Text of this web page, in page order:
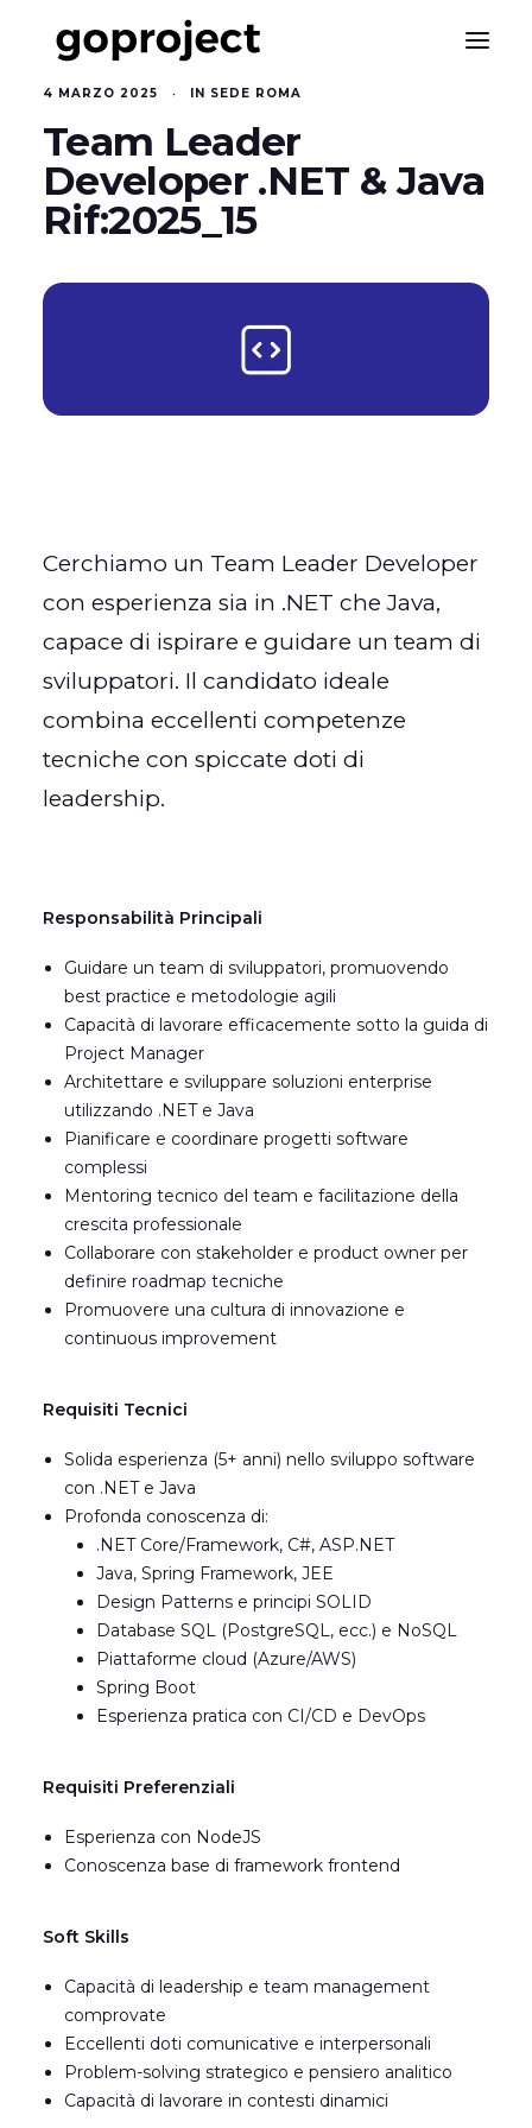
4 MARZO 2025 • IN SEDE ROMA
Team Leader
Developer .NET & Java
Rif:2025_15
Cerchiamo un Team Leader Developer
con esperienza sia in .NET che Java,
capace di ispirare e guidare un team di
sviluppatori. Il candidato ideale
combina eccellenti competenze
tecniche con spiccate doti di
leadership.
Responsabilità Principali
Guidare un team di sviluppatori, promuovendo
best practice e metodologie agili
Capacità di lavorare efficacemente sotto la guida di
Project Manager
Architettare e sviluppare soluzioni enterprise
utilizzando .NET e Java
Pianificare e coordinare progetti software
complessi
Mentoring tecnico del team e facilitazione della
crescita professionale
Collaborare con stakeholder e product owner per
definire roadmap tecniche
Promuovere una cultura di innovazione e
continuous improvement
Requisiti Tecnici
Solida esperienza (5+ anni) nello sviluppo software
con .NET e Java
Profonda conoscenza di:
.NET Core/Framework, C#, ASP.NET
Java, Spring Framework, JEE
Design Patterns e principi SOLID
Database SQL (PostgreSQL, ecc.) e NoSQL
Piattaforme cloud (Azure/AWS)
Spring Boot
Esperienza pratica con CI/CD e DevOps
Requisiti Preferenziali
Esperienza con NodeJS
Conoscenza base di framework frontend
Soft Skills
Capacità di leadership e team management
comprovate
Eccellenti doti comunicative e interpersonali
Problem-solving strategico e pensiero analitico
Capacità di lavorare in contesti dinamici